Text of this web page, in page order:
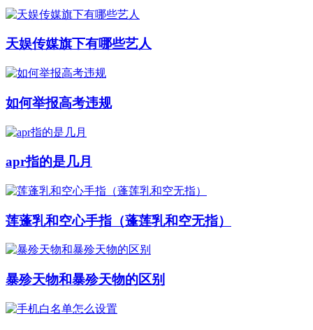
天娱传媒旗下有哪些艺人
如何举报高考违规
apr指的是几月
莲蓬乳和空心手指（蓬莲乳和空无指）
暴殄天物和暴殄天物的区别